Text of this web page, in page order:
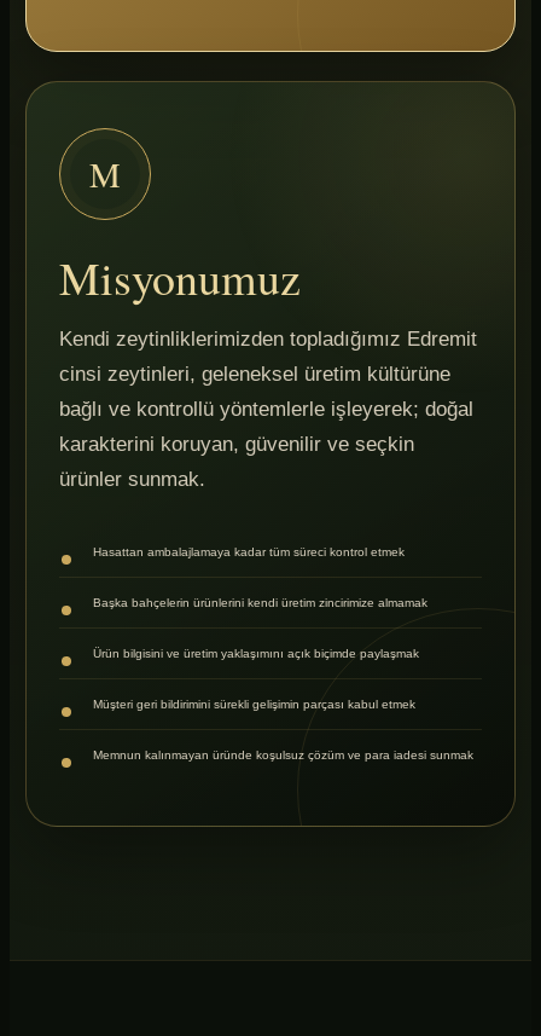
M
Misyonumuz
Kendi zeytinliklerimizden topladığımız Edremit
cinsi zeytinleri, geleneksel üretim kültürüne
bağlı ve kontrollü yöntemlerle işleyerek; doğal
karakterini koruyan, güvenilir ve seçkin
ürünler sunmak.
Hasattan ambalajlamaya kadar tüm süreci kontrol etmek
Başka bahçelerin ürünlerini kendi üretim zincirimize almamak
Ürün bilgisini ve üretim yaklaşımını açık biçimde paylaşmak
Müşteri geri bildirimini sürekli gelişimin parçası kabul etmek
Memnun kalınmayan üründe koşulsuz çözüm ve para iadesi sunmak